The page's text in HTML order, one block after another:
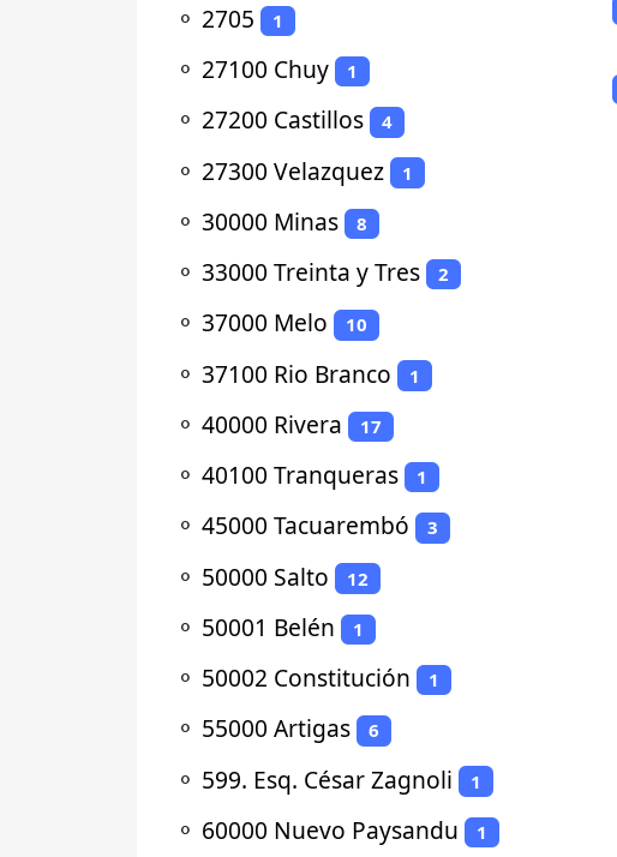
⚬ 2705 1
⚬ 27100 Chuy 1
⚬ 27200 Castillos 4
⚬ 27300 Velazquez 1
⚬ 30000 Minas 8
⚬ 33000 Treinta y Tres 2
⚬ 37000 Melo 10
⚬ 37100 Rio Branco 1
⚬ 40000 Rivera 17
⚬ 40100 Tranqueras 1
⚬ 45000 Tacuarembó 3
⚬ 50000 Salto 12
⚬ 50001 Belén 1
⚬ 50002 Constitución 1
⚬ 55000 Artigas 6
⚬ 599. Esq. César Zagnoli 1
⚬ 60000 Nuevo Paysandu 1